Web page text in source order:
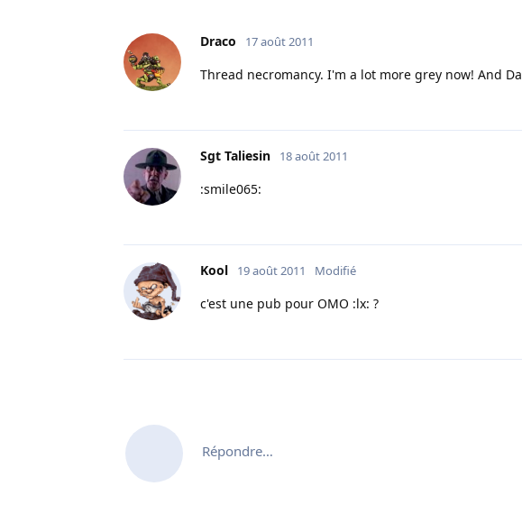
Draco 17 août 2011
Thread necromancy. I'm a lot more grey now! And
Sgt Taliesin 18 août 2011
:smile065:
Kool 19 août 2011 Modifié
c'est une pub pour OMO :lx: ?
Répondre…